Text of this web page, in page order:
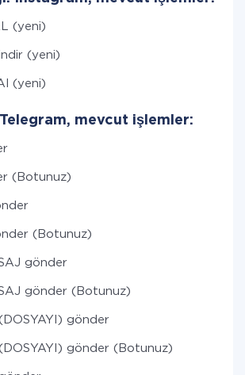
(yeni)
(yeni)
(yeni)
Telegram, mevcut işlemler:
(Botunuz)
(Botunuz)
gönder
gönder (Botunuz)
gönder
gönder (Botunuz)